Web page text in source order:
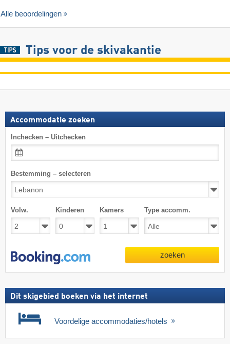
Alle beoordelingen
Tips voor de skivakantie
Accommodatie zoeken
Inchecken – Uitchecken
Bestemming – selecteren
Volw. Kinderen Kamers Type accomm.
zoeken
Dit skigebied boeken via het internet
Voordelige accommodaties/hotels